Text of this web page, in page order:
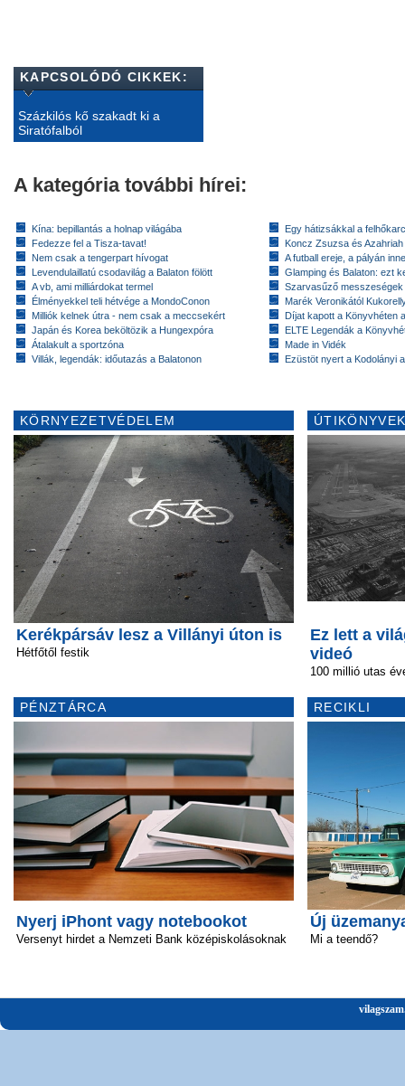
KAPCSOLÓDÓ CIKKEK:
Százkilós kő szakadt ki a
Siratófalból
A kategória további hírei:
Kína: bepillantás a holnap világába
Fedezze fel a Tisza-tavat!
Nem csak a tengerpart hívogat
Levendulaillatú csodavilág a Balaton fölött
A vb, ami milliárdokat termel
Élményekkel teli hétvége a MondoConon
Milliók kelnek útra - nem csak a meccsekért
Japán és Korea beköltözik a Hungexpóra
Átalakult a sportzóna
Villák, legendák: időutazás a Balatonon
Egy hátizsákkal a
Koncz Zsuzsa és
A futball ereje, a pályán
Glamping és Balaton: ezt
Szarvasűző messzeségek
Marék Veronikától
Díjat kapott a Könyvhéten
ELTE Legendák a
Made in Vidék
Ezüstöt nyert a Kodolányi
KÖRNYEZETVÉDELEM
Kerékpársáv lesz a Villányi úton is
Hétfőtől festik
PÉNZTÁRCA
Nyerj iPhont vagy notebookot
Versenyt hirdet a Nemzeti Bank középiskolásoknak
Ez lett a
videó
100 millió utas
RECIKLI
Új
Mi a teendő?